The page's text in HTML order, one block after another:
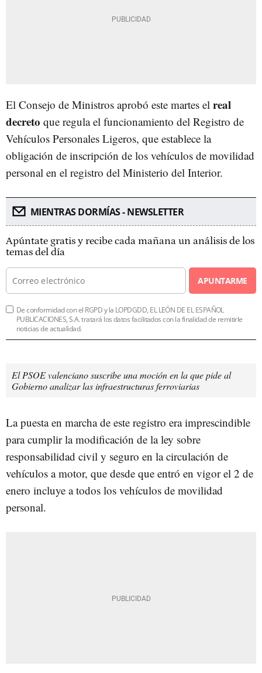
El Consejo de Ministros aprobó este martes el real
decreto que regula el funcionamiento del Registro de
Vehículos Personales Ligeros, que establece la
obligación de inscripción de los vehículos de movilidad
personal en el registro del Ministerio del Interior.
MIENTRAS DORMÍAS - NEWSLETTER
Apúntate gratis y recibe cada mañana un análisis de los
temas del día
APUNTARME
De conformidad con el RGPD y la LOPDGDD, EL LEÓN DE EL ESPAÑOL
PUBLICACIONES, S.A. tratará los datos facilitados con la finalidad de remitirle
noticias de actualidad.
El PSOE valenciano suscribe una moción en la que pide al
Gobierno analizar las infraestructuras ferroviarias
La puesta en marcha de este registro era imprescindible
para cumplir la modificación de la ley sobre
responsabilidad civil y seguro en la circulación de
vehículos a motor, que desde que entró en vigor el 2 de
enero incluye a todos los vehículos de movilidad
personal.